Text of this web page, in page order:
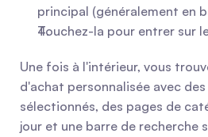
principal (généralement en
Touchez-la pour entrer sur
Une fois à l'intérieur, vous
d'achat personnalisée avec
sélectionnés, des pages de
jour et une barre de recherche